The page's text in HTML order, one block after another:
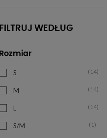
FILTRUJ WEDŁUG
Rozmiar
S (14)
M (14)
L (14)
S/M (1)